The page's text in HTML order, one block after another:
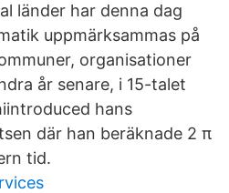
länder har denna dag
uppmärksammas på
organisationer
år senare, i 15-talet
hans
där han beräknade 2 π
tid.